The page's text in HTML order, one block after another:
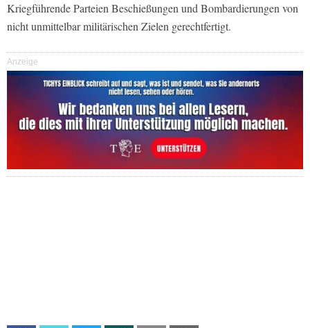
Kriegführende Parteien Beschießungen und Bombardierungen von
nicht unmittelbar militärischen Zielen gerechtfertigt.
Anzeige